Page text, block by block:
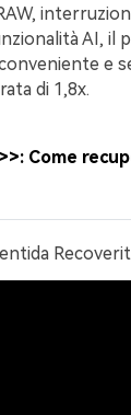
AI, il
e
di 1,8x.
Come
da Recoverit